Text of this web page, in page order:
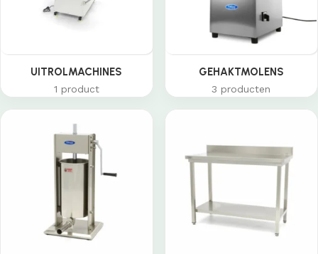
UITROLMACHINES
1 product
GEHAKTMOLENS
3 producten